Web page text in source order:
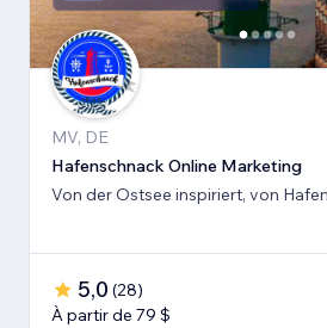
MV, DE
Hafenschnack Online Marketing
Von der Ostsee inspiriert, von
5,0 (28)
À partir de 79 $